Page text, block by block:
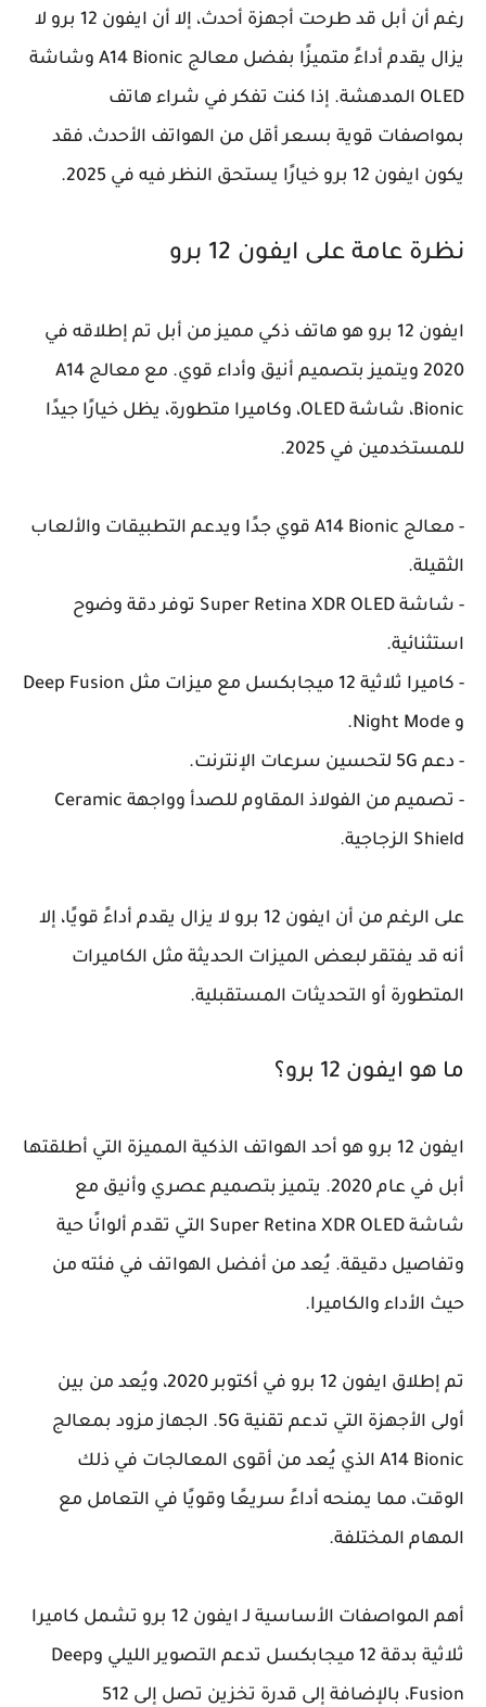
رغم أن أبل قد طرحت أجهزة أحدث، إلا أن ايفون 12 برو لا
يزال يقدم أداءً متميزًا بفضل معالج A14 Bionic وشاشة
OLED المدهشة. إذا كنت تفكر في شراء هاتف
بمواصفات قوية بسعر أقل من الهواتف الأحدث، فقد
يكون ايفون 12 برو خيارًا يستحق النظر فيه في 2025.
نظرة عامة على ايفون 12 برو
ايفون 12 برو هو هاتف ذكي مميز من أبل تم إطلاقه في
2020 ويتميز بتصميم أنيق وأداء قوي. مع معالج A14
Bionic، شاشة OLED، وكاميرا متطورة، يظل خيارًا جيدًا
للمستخدمين في 2025.
- معالج A14 Bionic قوي جدًا ويدعم التطبيقات والألعاب
الثقيلة.
- شاشة Super Retina XDR OLED توفر دقة وضوح
استثنائية.
- كاميرا ثلاثية 12 ميجابكسل مع ميزات مثل Deep Fusion
و Night Mode.
- دعم 5G لتحسين سرعات الإنترنت.
- تصميم من الفولاذ المقاوم للصدأ وواجهة Ceramic
Shield الزجاجية.
على الرغم من أن ايفون 12 برو لا يزال يقدم أداءً قويًا، إلا
أنه قد يفتقر لبعض الميزات الحديثة مثل الكاميرات
المتطورة أو التحديثات المستقبلية.
ما هو ايفون 12 برو؟
ايفون 12 برو هو أحد الهواتف الذكية المميزة التي أطلقتها
أبل في عام 2020. يتميز بتصميم عصري وأنيق مع
شاشة Super Retina XDR OLED التي تقدم ألوانًا حية
وتفاصيل دقيقة. يُعد من أفضل الهواتف في فئته من
حيث الأداء والكاميرا.
تم إطلاق ايفون 12 برو في أكتوبر 2020، ويُعد من بين
أولى الأجهزة التي تدعم تقنية 5G. الجهاز مزود بمعالج
A14 Bionic الذي يُعد من أقوى المعالجات في ذلك
الوقت، مما يمنحه أداءً سريعًا وقويًا في التعامل مع
المهام المختلفة.
أهم المواصفات الأساسية لـ ايفون 12 برو تشمل كاميرا
ثلاثية بدقة 12 ميجابكسل تدعم التصوير الليلي وDeep
Fusion، بالإضافة إلى قدرة تخزين تصل إلى 512